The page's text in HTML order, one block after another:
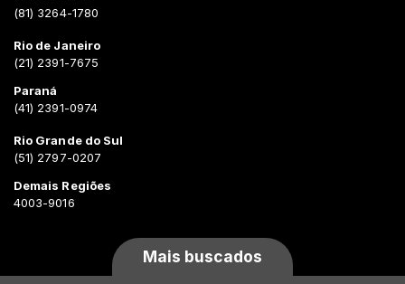
(81) 3264-1780
Rio de Janeiro
(21) 2391-7675
Paraná
(41) 2391-0974
Rio Grande do Sul
(51) 2797-0207
Demais Regiões
4003-9016
Mais buscados